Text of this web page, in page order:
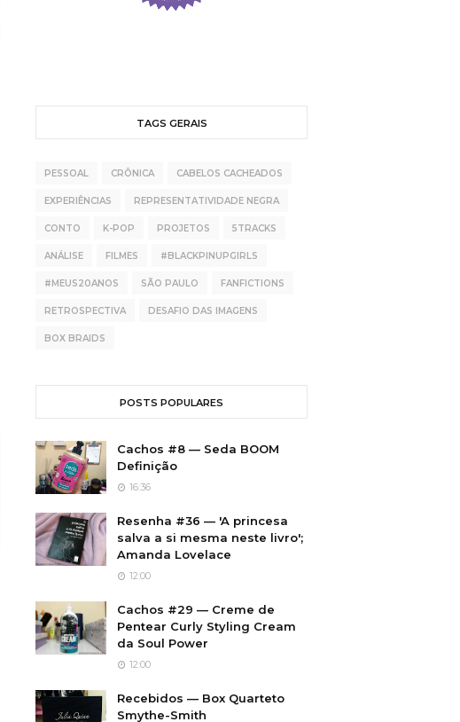
TAGS GERAIS
PESSOAL CRÔNICA CABELOS CACHEADOS
EXPERIÊNCIAS REPRESENTATIVIDADE NEGRA
CONTO K-POP PROJETOS 5TRACKS
ANÁLISE FILMES #BLACKPINUPGIRLS
#MEUS20ANOS SÃO PAULO FANFICTIONS
RETROSPECTIVA DESAFIO DAS IMAGENS
BOX BRAIDS
POSTS POPULARES
Cachos #8 — Seda BOOM
Definição
16:36
Resenha #36 — 'A princesa
salva a si mesma neste livro';
Amanda Lovelace
12:00
Cachos #29 — Creme de
Pentear Curly Styling Cream
da Soul Power
12:00
Recebidos — Box Quarteto
Smythe-Smith